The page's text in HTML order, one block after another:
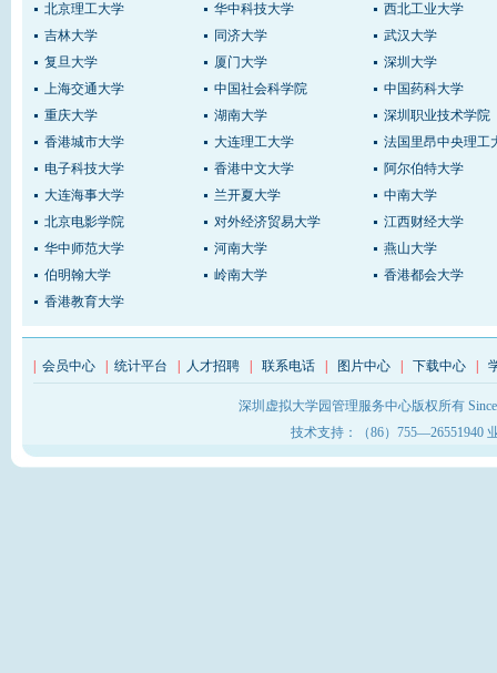
北京理工大学
华中科技大学
西北工业大学
吉林大学
同济大学
武汉大学
复旦大学
厦门大学
深圳大学
上海交通大学
中国社会科学院
中国药科大学
重庆大学
湖南大学
深圳职业技术学院
香港城市大学
大连理工大学
法国里昂中央理工
电子科技大学
香港中文大学
阿尔伯特大学
大连海事大学
兰开夏大学
中南大学
北京电影学院
对外经济贸易大学
江西财经大学
华中师范大学
河南大学
燕山大学
伯明翰大学
岭南大学
香港都会大学
香港教育大学
会员中心 统计平台 人才招聘 联系电话 图片中心 下载中心
深圳虚拟大学园管理服务中心版权所有
技术支持：（86）755—26551940